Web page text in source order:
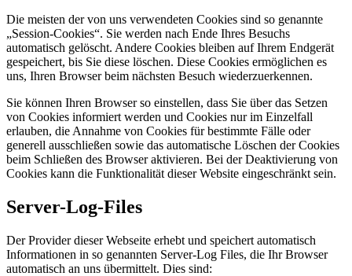
Die meisten der von uns verwendeten Cookies sind so genannte
„Session-Cookies“. Sie werden nach Ende Ihres Besuchs
automatisch gelöscht. Andere Cookies bleiben auf Ihrem Endgerät
gespeichert, bis Sie diese löschen. Diese Cookies ermöglichen es
uns, Ihren Browser beim nächsten Besuch wiederzuerkennen.
Sie können Ihren Browser so einstellen, dass Sie über das Setzen
von Cookies informiert werden und Cookies nur im Einzelfall
erlauben, die Annahme von Cookies für bestimmte Fälle oder
generell ausschließen sowie das automatische Löschen der Cookies
beim Schließen des Browser aktivieren. Bei der Deaktivierung von
Cookies kann die Funktionalität dieser Website eingeschränkt sein.
Server-Log-Files
Der Provider dieser Webseite erhebt und speichert automatisch
Informationen in so genannten Server-Log Files, die Ihr Browser
automatisch an uns übermittelt. Dies sind: